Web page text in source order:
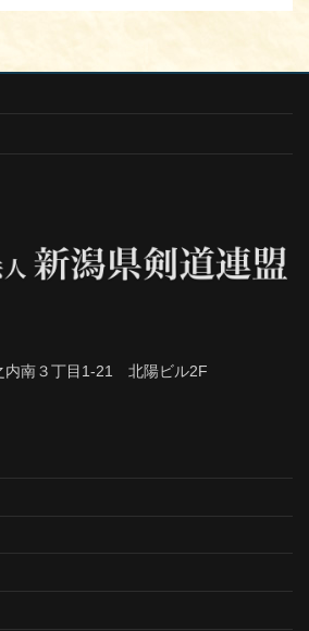
内南３丁目1-21 北陽ビル2F